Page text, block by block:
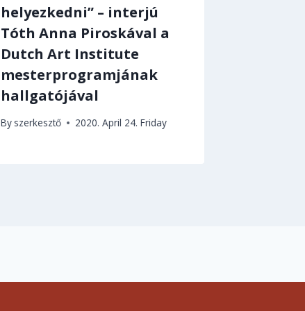
helyezkedni” – interjú
Tóth Anna Piroskával a
Dutch Art Institute
mesterprogramjának
hallgatójával
By szerkesztő 2020. April 24. Friday